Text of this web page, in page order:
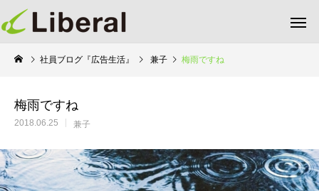
社員ブログ『広告生活』 兼子 梅雨ですね
梅雨ですね
2018.06.25 兼子